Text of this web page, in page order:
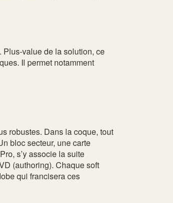
Plus-value de la solution, ce
Il permet notamment
robustes. Dans la coque, tout
bloc secteur, une carte
s’y associe la suite
(authoring). Chaque soft
qui francisera ces